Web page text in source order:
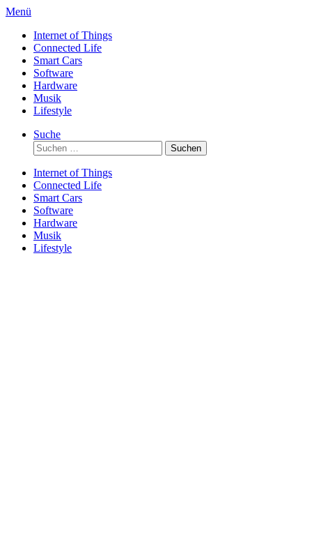
Direkt
Inhalt
Menü
Internet of Things
Connected Life
Smart Cars
Software
Hardware
Musik
Lifestyle
Suche
Suchen
nach:
Internet of Things
Connected Life
Smart Cars
Software
Hardware
Musik
Lifestyle